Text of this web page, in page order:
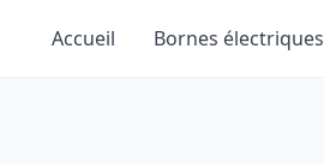
Accueil Bornes électriques